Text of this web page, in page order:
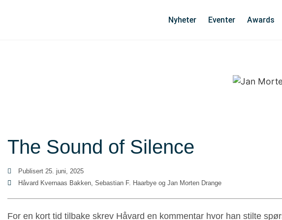
Nyheter Eventer Awards
The Sound of Silence
Publisert 25. juni, 2025
Håvard Kvernaas Bakken, Sebastian F. Haarbye og Jan Morten Drange
For en kort tid tilbake skrev Håvard en kommentar hvor han stilte